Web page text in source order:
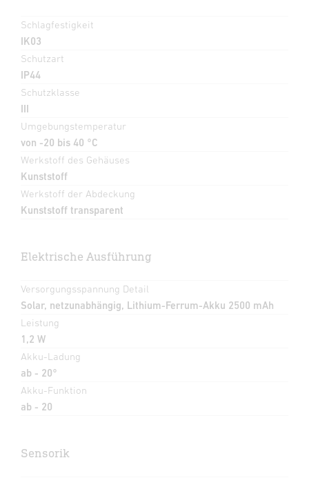
Schlagfestigkeit
IK03
Schutzart
IP44
Schutzklasse
III
Umgebungstemperatur
von -20 bis 40 °C
Werkstoff des Gehäuses
Kunststoff
Werkstoff der Abdeckung
Kunststoff transparent
Elektrische Ausführung
Versorgungsspannung Detail
Solar, netzunabhängig, Lithium-Ferrum-Akku 2500 mAh
Leistung
1,2 W
Akku-Ladung
ab - 20°
Akku-Funktion
ab - 20
Sensorik